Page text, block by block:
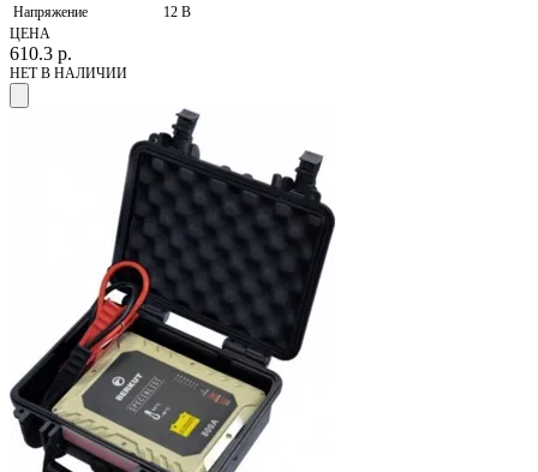
Напряжение
12 В
ЦЕНА
610.3 р.
НЕТ В НАЛИЧИИ